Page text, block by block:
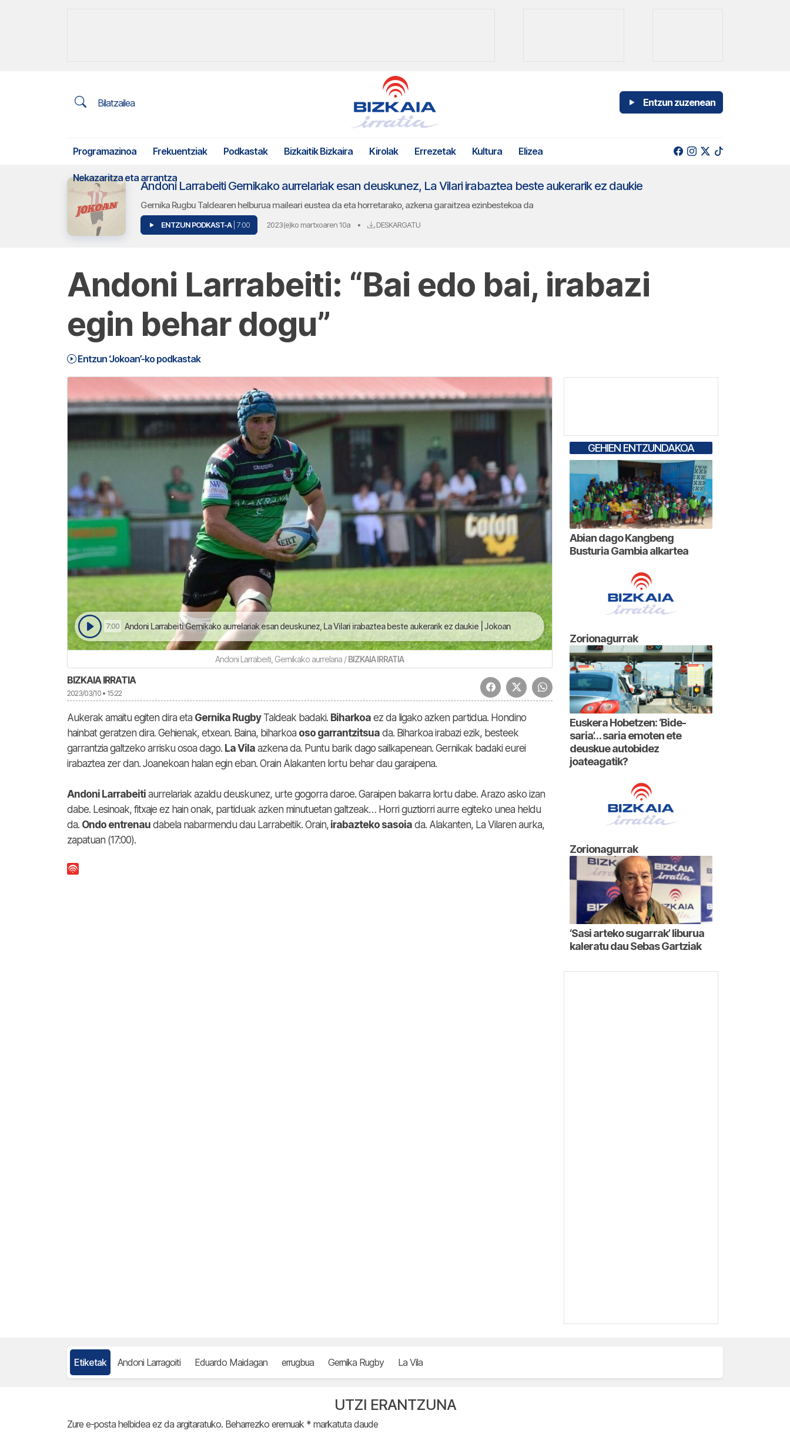
Bilatzailea Entzun zuzenean
Programazinoa Frekuentziak Podkastak Bizkaitik Bizkaira Kirolak Errezetak Kultura Elizea
Nekazaritza eta arrantza
Andoni Larrabeiti Gernikako aurrelariak esan deuskunez, La Vilari irabaztea beste aukerarik ez daukie
Gernika Rugbu Taldearen helburua maileari eustea da eta horretarako, azkena garaitzea ezinbestekoa da
ENTZUN PODKAST-A | 7:00 2023(e)ko martxoaren 10a • DESKARGATU
Andoni Larrabeiti: “Bai edo bai, irabazi
egin behar dogu”
Entzun ‘Jokoan’-ko podkastak
7:00 Andoni Larrabeiti Gernikako aurrelariak esan deuskunez, La Vilari irabaztea beste aukerarik ez daukie | Jokoan
Andoni Larrabeiti, Gernikako aurrelaria /BIZKAIA IRRATIA
BIZKAIA IRRATIA
2023/03/10 • 15:22
Aukerak amaitu egiten dira eta Gernika RugbyTaldeak badaki. Biharkoa ez da ligako azken partidua. Hondino
hainbat geratzen dira. Gehienak, etxean. Baina, biharkoa oso garrantzitsua da. Biharkoa irabazi ezik, besteek
garrantzia galtzeko arrisku osoa dago. La Vila azkena da. Puntu barik dago sailkapenean. Gernikak badaki eurei
irabaztea zer dan. Joanekoan halan egin eban. Orain Alakanten lortu behar dau garaipena.
Andoni Larrabeiti aurrelariak azaldu deuskunez, urte gogorra daroe. Garaipen bakarra lortu dabe. Arazo asko izan
dabe. Lesinoak, fitxaje ez hain onak, partiduak azken minutuetan galtzeak… Horri guztiorri aurre egiteko unea heldu
da. Ondo entrenau dabela nabarmendu dau Larrabeitik. Orain, irabazteko sasoia da. Alakanten, La Vilaren aurka,
zapatuan (17:00).
GEHIEN ENTZUNDAKOA
Abian dago Kangbeng
Busturia Gambia alkartea
Zorionagurrak
Euskera Hobetzen: ‘Bide-
saria’… saria emoten ete
deuskue autobidez
joateagatik?
Zorionagurrak
‘Sasi arteko sugarrak’ liburua
kaleratu dau Sebas Gartziak
Etiketak Andoni Larragoiti Eduardo Maidagan errugbua Gernika Rugby La Vila
UTZI ERANTZUNA
Zure e-posta helbidea ez da argitaratuko. Beharrezko eremuak * markatuta daude